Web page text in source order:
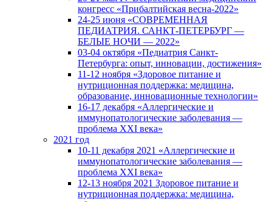
конгресс «Прибалтийская весна-2022»
24-25 июня «СОВРЕМЕННАЯ
ПЕДИАТРИЯ. САНКТ-ПЕТЕРБУРГ —
БЕЛЫЕ НОЧИ — 2022»
03-04 октября «Педиатрия Санкт-
Петербурга: опыт, инновации, достижения»
11-12 ноября «Здоровое питание и
нутриционная поддержка: медицина,
образование, инновационные технологии»
16-17 декабря «Аллергические и
иммунопатологические заболевания —
проблема XXI века»
2021 год
10-11 декабря 2021 «Аллергические и
иммунопатологические заболевания —
проблема XXI века»
12-13 ноября 2021 Здоровое питание и
нутриционная поддержка: медицина,